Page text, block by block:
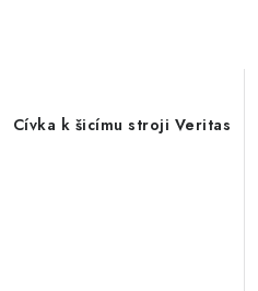
Cívka k šicímu stroji Veritas